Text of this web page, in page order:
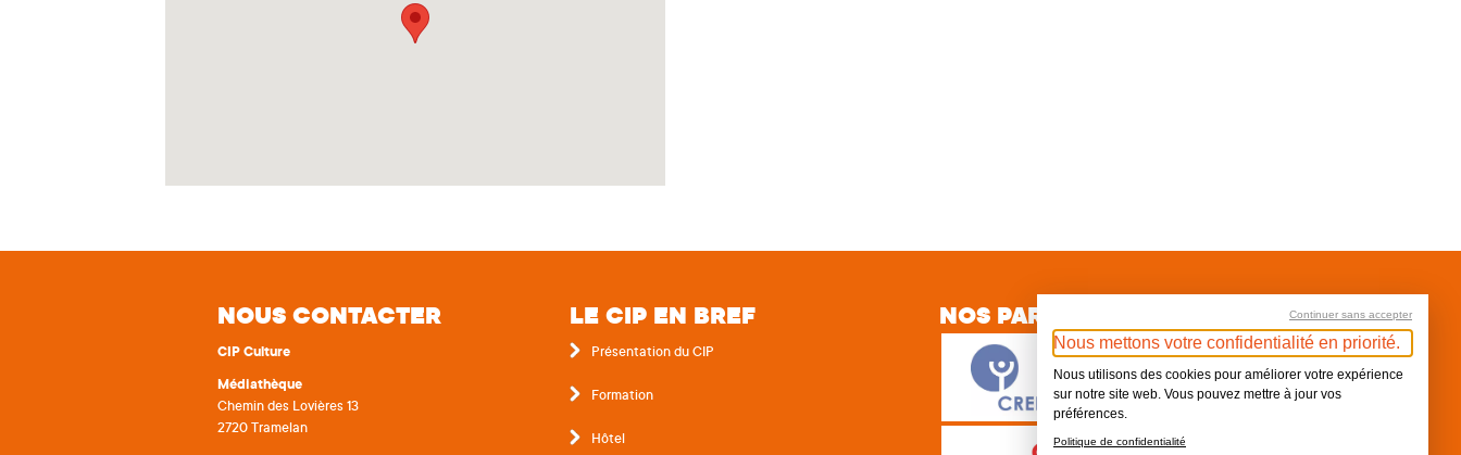
NOUS CONTACTER
CIP Culture
Médiathèque
Chemin des Lovières 13
2720 Tramelan
LE CIP EN BREF
Présentation du CIP
Formation
Hôtel
NOS PARTENAIRES Continuer sans accepter
Nous mettons votre confidentialité en priorité.
Nous utilisons des cookies pour améliorer votre expérience
sur notre site web. Vous pouvez mettre à jour vos
préférences.
Politique de confidentialité